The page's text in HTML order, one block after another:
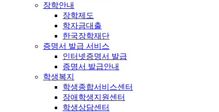
장학안내
장학제도
학자금대출
한국장학재단
증명서 발급 서비스
인터넷증명서 발급
증명서 발급안내
학생복지
학생종합서비스센터
장애학생지원센터
학생상담센터